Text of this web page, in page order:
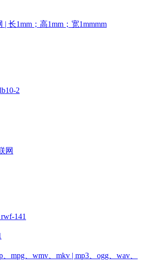
| 长1mm；高1mm；宽1mmmm
网
、mpg、wmv、mkv | mp3、ogg、wav、